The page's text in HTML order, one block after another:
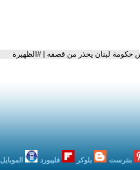
لبنان يحذر من قصفه | #الظهيرة
بنترست بلوكر فليبورد الموبايل